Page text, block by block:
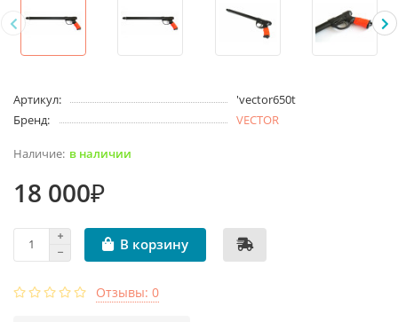
Артикул:
'vector650t
Бренд:
VECTOR
в наличии
18 000₽
В корзину
Отзывы: 0